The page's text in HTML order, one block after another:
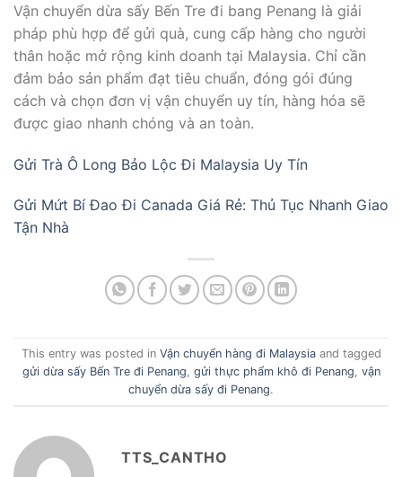
Vận chuyển dừa sấy Bến Tre đi bang Penang là giải
pháp phù hợp để gửi quà, cung cấp hàng cho người
thân hoặc mở rộng kinh doanh tại Malaysia. Chỉ cần
đảm bảo sản phẩm đạt tiêu chuẩn, đóng gói đúng
cách và chọn đơn vị vận chuyển uy tín, hàng hóa sẽ
được giao nhanh chóng và an toàn.
Gửi Trà Ô Long Bảo Lộc Đi Malaysia Uy Tín
Gửi Mứt Bí Đao Đi Canada Giá Rẻ: Thủ Tục Nhanh Giao
Tận Nhà
This entry was posted in Vận chuyển hàng đi Malaysiaand tagged
gửi dừa sấy Bến Tre đi Penang gửi thực phẩm khô đi Penang vận
chuyển dừa sấy đi Penang.
TTS_CANTHO